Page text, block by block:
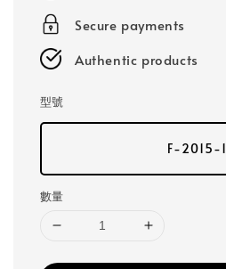
Secure payments
Authentic products
型號
F-2015-1
數量